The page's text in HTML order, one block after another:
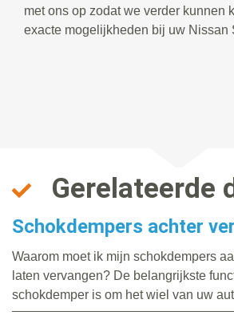
met ons op zodat we verder kunnen
exacte mogelijkheden bij uw Nissan
Gerelateerde
Schokdempers achter
Waarom moet ik mijn schokdempers
laten vervangen? De belangrijkste
schokdemper is om het wiel van uw